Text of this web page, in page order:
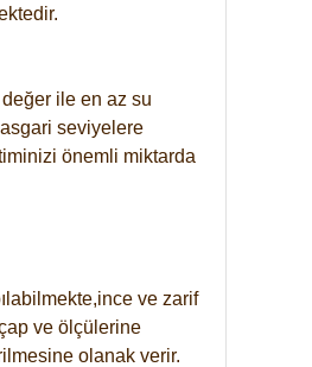
değer ile en az su
asgari seviyelere
önemli miktarda
ve zarif
ve ölçülerine
olanak verir.